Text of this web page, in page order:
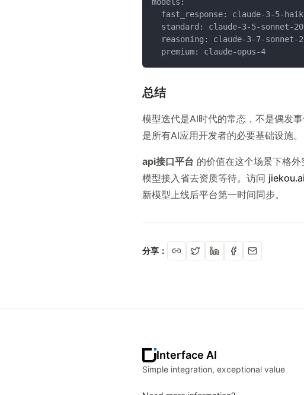
fast_response: claude-3-5-
standard: claude-3-5-sonnet-
reasoning: claude-3-7-sonnet-
  premium: claude-opus-4
总结
模型迭代是AI时代的常态，不是偶发
是所有AI应用开发者的必要基础设施。
api接口平台 的价值在这个场景下格
模型接入省去资质等待。访问 jiekou.ai
新模型上线后平台第一时间同步。
分享：
Interface AI
Simple integration, exceptional value